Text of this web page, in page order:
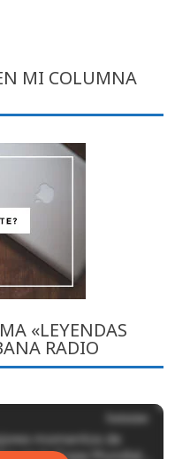
MI COLUMNA
«LEYENDAS
RADIO